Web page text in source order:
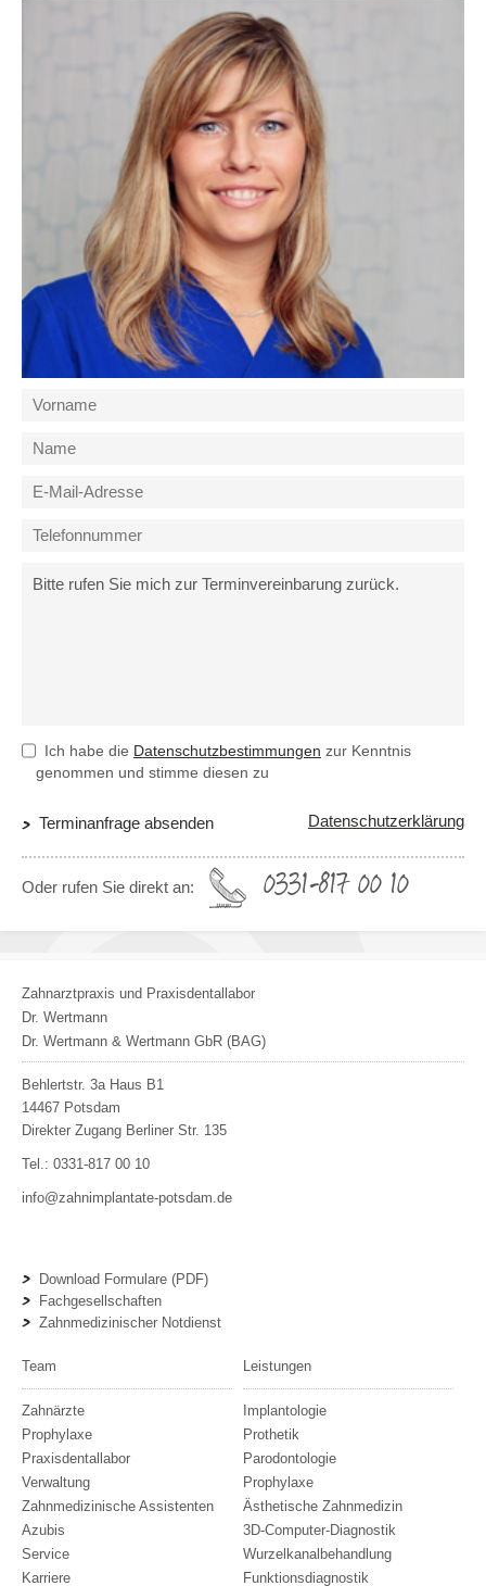
Ich habe die Datenschutzbestimmungen zur Kenntnis
genommen und stimme diesen zu
Terminanfrage absenden Datenschutzerklärung
Oder rufen Sie direkt an: 0331-817 00 10
Zahnarztpraxis und Praxisdentallabor
Dr. Wertmann
Dr. Wertmann & Wertmann GbR (BAG)
Behlertstr. 3a Haus B1
14467 Potsdam
Direkter Zugang Berliner Str. 135
Tel.: 0331-817 00 10
info@zahnimplantate-potsdam.de
Download Formulare (PDF)
Fachgesellschaften
Zahnmedizinischer Notdienst
Team
Zahnärzte
Prophylaxe
Praxisdentallabor
Verwaltung
Zahnmedizinische Assistenten
Azubis
Service
Karriere
Leistungen
Implantologie
Prothetik
Parodontologie
Prophylaxe
Ästhetische Zahnmedizin
3D-Computer-Diagnostik
Wurzelkanalbehandlung
Funktionsdiagnostik